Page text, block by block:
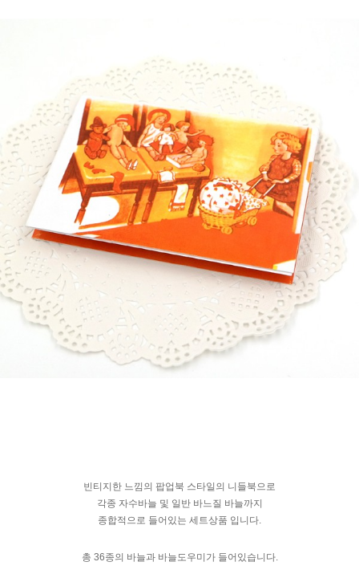
빈티지한 느낌의 팝업북 스타일의 니들북으로
각종 자수바늘 및 일반 바느질 바늘까지
종합적으로 들어있는 세트상품 입니다.
총 36종의 바늘과 바늘도우미가 들어있습니다.